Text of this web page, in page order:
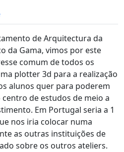
de Arquitectura da
da Gama, vimos por este
comum de todos os
plotter 3d para a realização
alunos quer para poderem
de estudos de meio a
Em Portugal seria a 1
nos iria colocar numa
as outras instituições de
sobre os outros ateliers.